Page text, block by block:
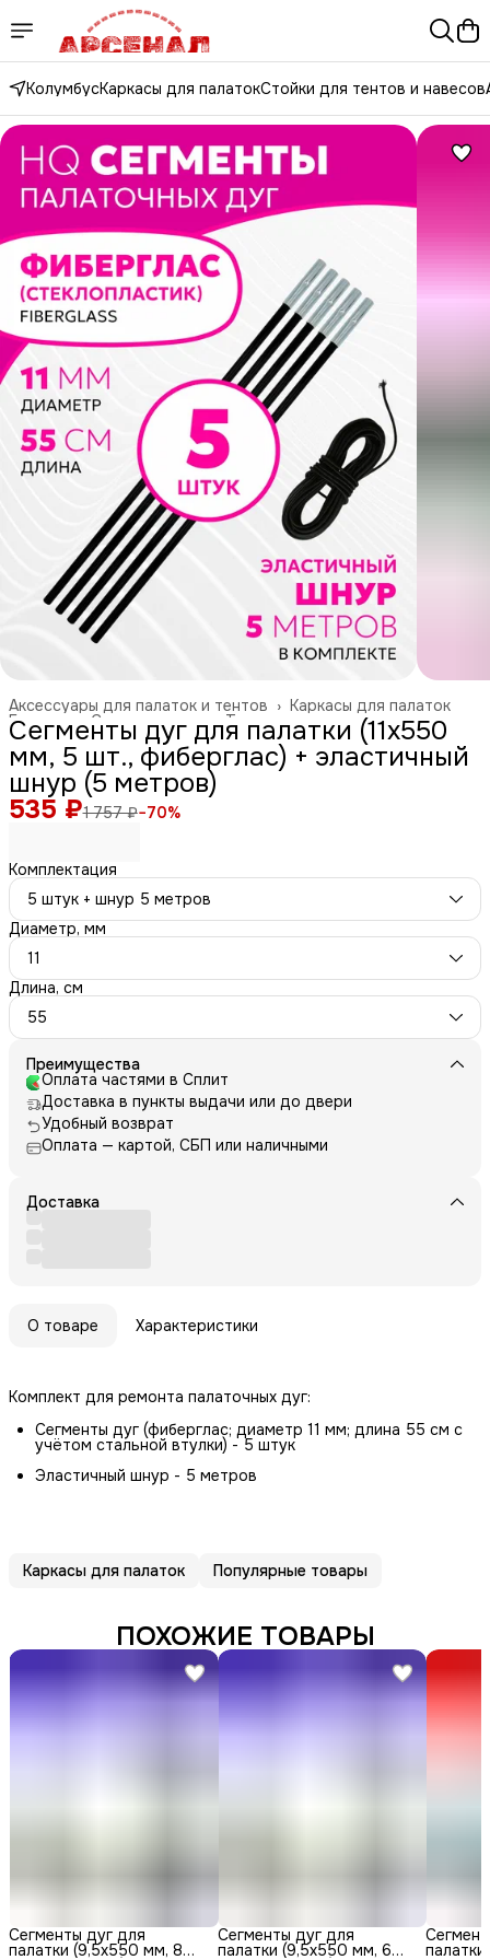
КолумбусКаркасы для палатокСтойки для тентов и навесов
Каркасы для палаток
Аксессуары для палаток и тентов ›
Туризм и отдых на природе
Спорт и отдых ›
Главная ›
Сегменты дуг для палатки (11х550
мм, 5 шт., фиберглас) + эластичный
шнур (5 метров)
535 ₽1 757 ₽−70%
Комплектация
5 штук + шнур 5 метров
Диаметр, мм
11
Длина, см
55
Преимущества
Оплата частями в Сплит
Доставка в пункты выдачи или до двери
Удобный возврат
Оплата — картой, СБП или наличными
Доставка
О товаре Характеристики
Комплект для ремонта палаточных дуг:
Сегменты дуг (фиберглас; диаметр 11 мм; длина 55 см с
учётом стальной втулки) - 5 штук
Эластичный шнур - 5 метров
Каркасы для палаток Популярные товары
ПОХОЖИЕ ТОВАРЫ
Сегменты дуг для
палатки (9,5х550 мм, 8
Сегменты дуг для
палатки (9,5х550 мм, 6